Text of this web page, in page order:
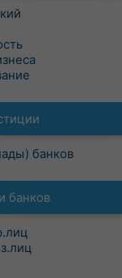
банков
банков